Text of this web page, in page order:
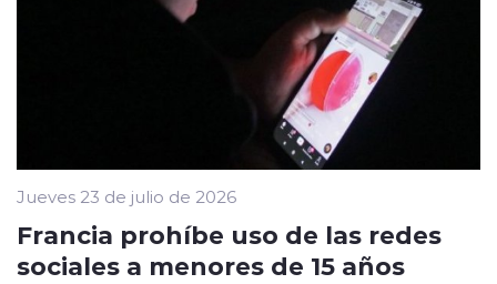
Jueves 23 de julio de 2026
Francia prohíbe uso de las redes
sociales a menores de 15 años